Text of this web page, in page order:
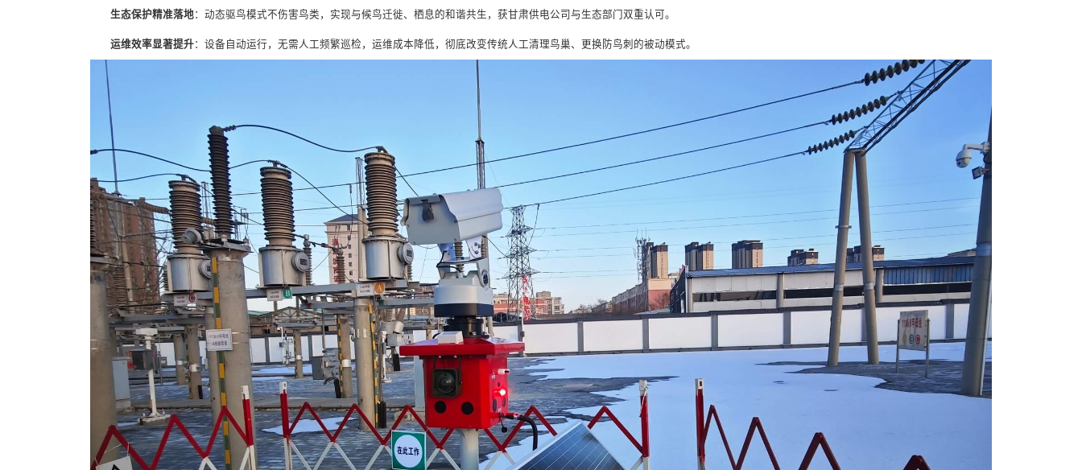
生态保护精准落地：动态驱鸟模式不伤害鸟类，实现与候鸟迁徙、栖息的和谐共生，获甘肃供电公司与生态部门双重认可。
运维效率显著提升：设备自动运行，无需人工频繁巡检，运维成本降低，彻底改变传统人工清理鸟巢、更换防鸟刺的被动模式。